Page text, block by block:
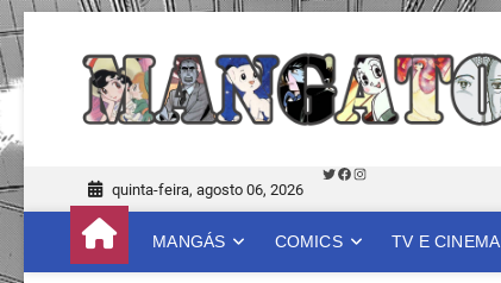
Skip
content
quinta-feira, agosto 06, 2026
Twitter
Facebook
Instagram
MANGÁS COMICS TV E CINEMA